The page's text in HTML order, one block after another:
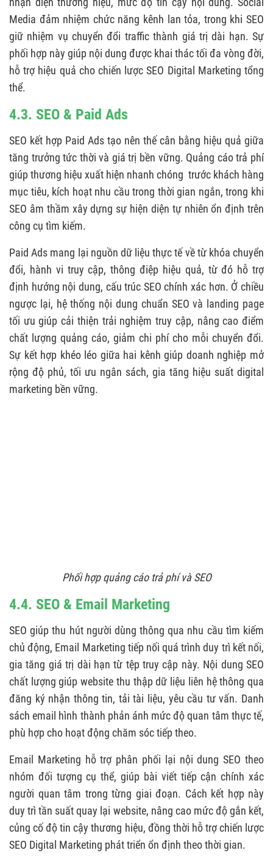
Media đảm nhiệm chức năng kênh lan tỏa, trong khi SEO
giữ nhiệm vụ chuyển đổi traffic thành giá trị dài hạn. Sự
phối hợp này giúp nội dung được khai thác tối đa vòng đời,
hỗ trợ hiệu quả cho chiến lược SEO Digital Marketing tổng
thể.
4.3. SEO & Paid Ads
SEO kết hợp Paid Ads tạo nên thế cân bằng hiệu quả giữa
tăng trưởng tức thời và giá trị bền vững. Quảng cáo trả phí
giúp thương hiệu xuất hiện nhanh chóng trước khách hàng
mục tiêu, kích hoạt nhu cầu trong thời gian ngắn, trong khi
SEO âm thầm xây dựng sự hiện diện tự nhiên ổn định trên
công cụ tìm kiếm.
Paid Ads mang lại nguồn dữ liệu thực tế về từ khóa chuyển
đổi, hành vi truy cập, thông điệp hiệu quả, từ đó hỗ trợ
định hướng nội dung, cấu trúc SEO chính xác hơn. Ở chiều
ngược lại, hệ thống nội dung chuẩn SEO và landing page
tối ưu giúp cải thiện trải nghiệm truy cập, nâng cao điểm
chất lượng quảng cáo, giảm chi phí cho mỗi chuyển đổi.
Sự kết hợp khéo léo giữa hai kênh giúp doanh nghiệp mở
rộng độ phủ, tối ưu ngân sách, gia tăng hiệu suất digital
marketing bền vững.
Phối hợp quảng cáo trả phí và SEO
4.4. SEO & Email Marketing
SEO giúp thu hút người dùng thông qua nhu cầu tìm kiếm
chủ động, Email Marketing tiếp nối quá trình duy trì kết nối,
gia tăng giá trị dài hạn từ tệp truy cập này. Nội dung SEO
chất lượng giúp website thu thập dữ liệu liên hệ thông qua
đăng ký nhận thông tin, tải tài liệu, yêu cầu tư vấn. Danh
sách email hình thành phản ánh mức độ quan tâm thực tế,
phù hợp cho hoạt động chăm sóc tiếp theo.
Email Marketing hỗ trợ phân phối lại nội dung SEO theo
nhóm đối tượng cụ thể, giúp bài viết tiếp cận chính xác
người quan tâm trong từng giai đoạn. Cách kết hợp này
duy trì tần suất quay lại website, nâng cao mức độ gắn kết,
củng cố độ tin cậy thương hiệu, đồng thời hỗ trợ chiến lược
SEO Digital Marketing phát triển ổn định theo thời gian.